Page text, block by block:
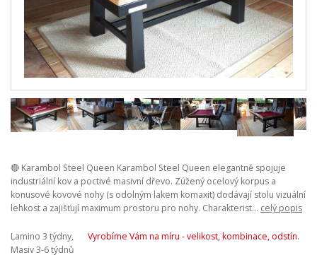
🔴 Karambol Steel Queen Karambol Steel Queen elegantně spojuje
industriální kov a poctivé masivní dřevo. Zúžený ocelový korpus a
konusové kovové nohy (s odolným lakem komaxit) dodávají stolu vizuální
lehkost a zajišťují maximum prostoru pro nohy. Charakterist... celý popis
Lamino 3 týdny,
Masiv 3-6 týdnů
Vyrobíme Vám na míru - velikost, kombinace, odstín.